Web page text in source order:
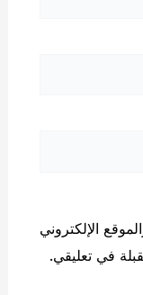
الإلكتروني
في تعليقي.